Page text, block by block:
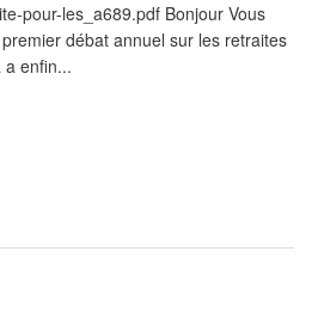
pour-les_a689.pdf Bonjour Vous
débat annuel sur les retraites
enfin...